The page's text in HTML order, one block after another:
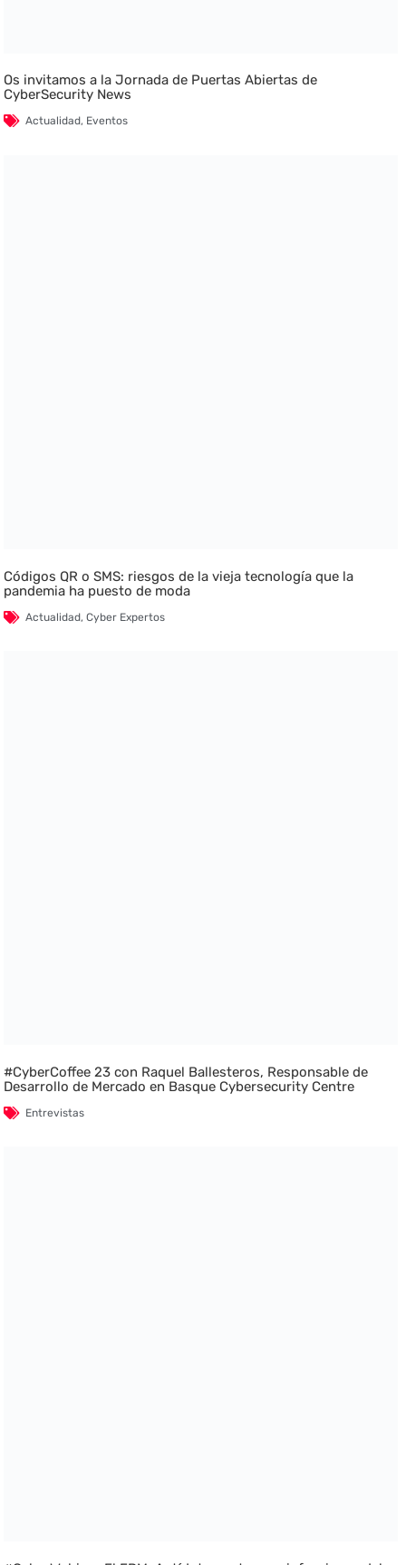
Os invitamos a la Jornada de Puertas Abiertas de
CyberSecurity News
Actualidad, Eventos
Códigos QR o SMS: riesgos de la vieja tecnología que la
pandemia ha puesto de moda
Actualidad,Cyber Expertos
#CyberCoffee 23 con Raquel Ballesteros, Responsable de
Desarrollo de Mercado en Basque Cybersecurity Centre
Entrevistas